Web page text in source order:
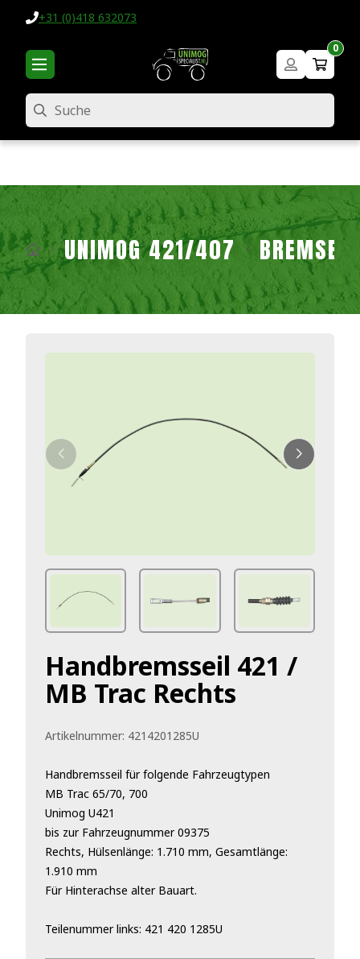
+31 (0)418 632073
0
Suche
UNIMOG 421/407 BREMSEN
Handbremsseil 421 /
MB Trac Rechts
Artikelnummer: 4214201285U
Handbremsseil für folgende Fahrzeugtypen
MB Trac 65/70, 700
Unimog U421
bis zur Fahrzeugnummer 09375
Rechts, Hülsenlänge: 1.710 mm, Gesamtlänge:
1.910 mm
Für Hinterachse alter Bauart.
Teilenummer links: 421 420 1285U